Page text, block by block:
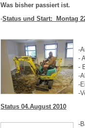
Was bisher passiert ist.
-Status und Start: Montag
-
-
-
-
-
-
Status 04.August 2010
-